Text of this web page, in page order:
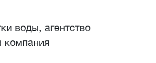
воды, агентство
компания